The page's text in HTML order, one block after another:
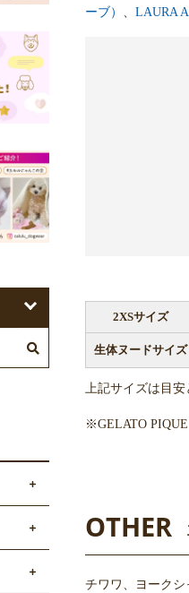
ーブ） 、 LAURA
2XSサイズ
生体ヌードサイズ
上記サイズは目安
※GELATO
OTHER
チワワ、ヨーク